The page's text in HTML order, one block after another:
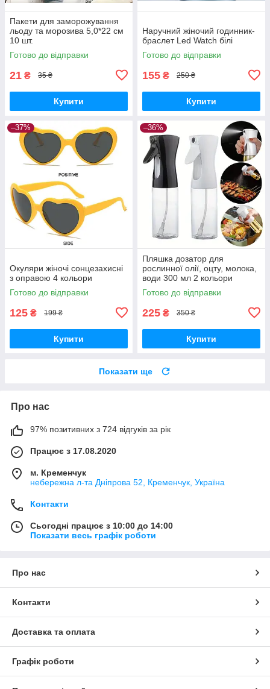
Пакети для заморожування
льоду та морозива 5,0*22 см
10 шт.
Готово до відправки
21 ₴ 35 ₴
Купити
Наручний жіночий годинник-
браслет Led Watch білі
Готово до відправки
155 ₴ 250 ₴
Купити
–37%
Окуляри жіночі сонцезахисні
з оправою 4 кольори
Готово до відправки
125 ₴ 199 ₴
Купити
–36%
Пляшка дозатор для
рослинної олії, оцту, молока,
води 300 мл 2 кольори
Готово до відправки
225 ₴ 350 ₴
Купити
Показати ще
Про нас
97% позитивних з 724 відгуків за рік
Працює з 17.08.2020
м. Кременчук
небережна л-та Дніпрова 52, Кременчук, Україна
Контакти
Сьогодні працює з 10:00 до 14:00
Показати весь графік роботи
Про нас
Контакти
Доставка та оплата
Графік роботи